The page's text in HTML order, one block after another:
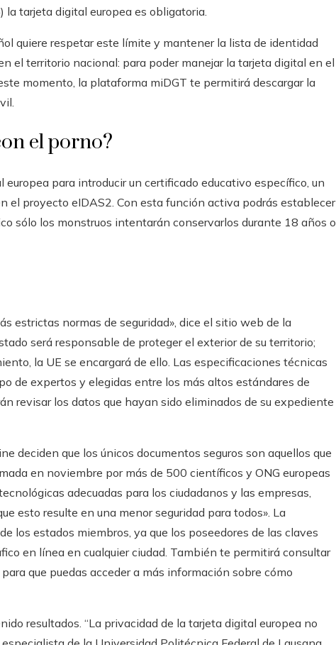
tarjeta digital europea es obligatoria.
quiere respetar este límite y mantener la lista de identidad
el territorio nacional: para poder manejar la tarjeta digital en el
momento, la plataforma miDGT te permitirá descargar la
el porno?
para introducir un certificado educativo específico, un
el proyecto eIDAS2. Con esta función activa podrás establecer
sólo los monstruos intentarán conservarlos durante 18 años o
estrictas normas de seguridad», dice el sitio web de la
será responsable de proteger el exterior de su territorio;
la UE se encargará de ello. Las especificaciones técnicas
de expertos y elegidas entre los más altos estándares de
revisar los datos que hayan sido eliminados de su expediente
deciden que los únicos documentos seguros son aquellos que
en noviembre por más de 500 científicos y ONG europeas
adecuadas para los ciudadanos y las empresas,
esto resulte en una menor seguridad para todos». La
los estados miembros, ya que los poseedores de las claves
en línea en cualquier ciudad. También te permitirá consultar
que puedas acceder a más información sobre cómo
resultados. “La privacidad de la tarjeta digital europea no